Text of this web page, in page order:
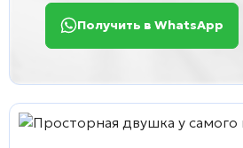
Получить в WhatsApp